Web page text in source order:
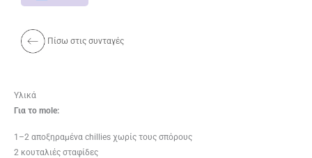
Πίσω στις συνταγές
Υλικά
Για το mole:
1–2 αποξηραμένα chill­ies χωρίς τους σπόρους
2 κουταλιές σταφίδες